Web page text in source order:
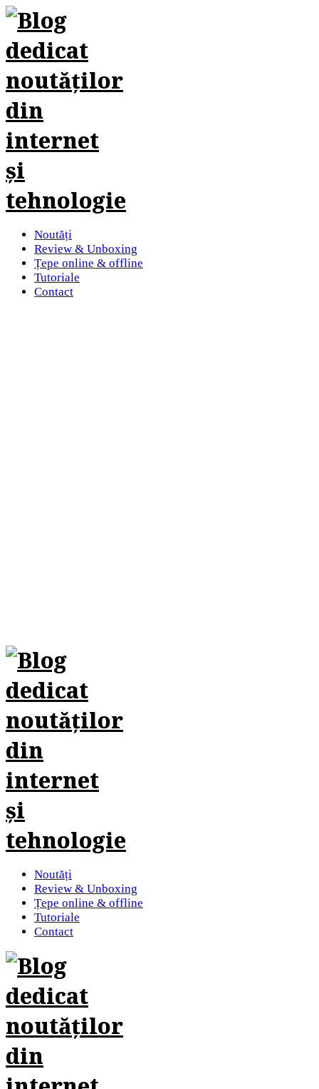
Noutăți
Review & Unboxing
Țepe online & offline
Tutoriale
Contact
Noutăți
Review & Unboxing
Țepe online & offline
Tutoriale
Contact